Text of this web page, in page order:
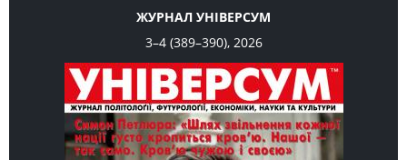
ЖУРНАЛ УНІВЕРСУМ
3–4 (389–390), 2026